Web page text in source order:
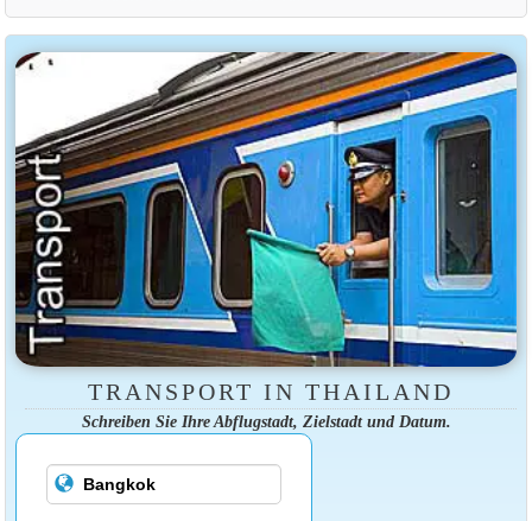
TRANSPORT IN THAILAND
Schreiben Sie Ihre Abflugstadt, Zielstadt und Datum.